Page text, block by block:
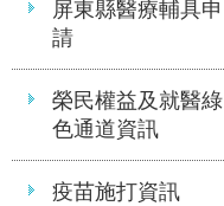
屏東縣醫療輔具申
請
榮民權益及就醫綠
色通道資訊
疫苗施打資訊